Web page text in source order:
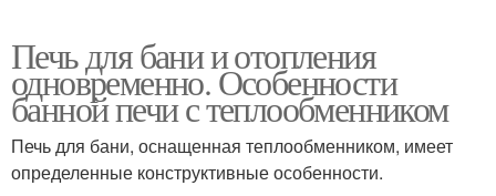
Печь для бани и отопления
одновременно. Особенности
банной печи с теплообменником
Печь для бани, оснащенная теплообменником, имеет
определенные конструктивные особенности.